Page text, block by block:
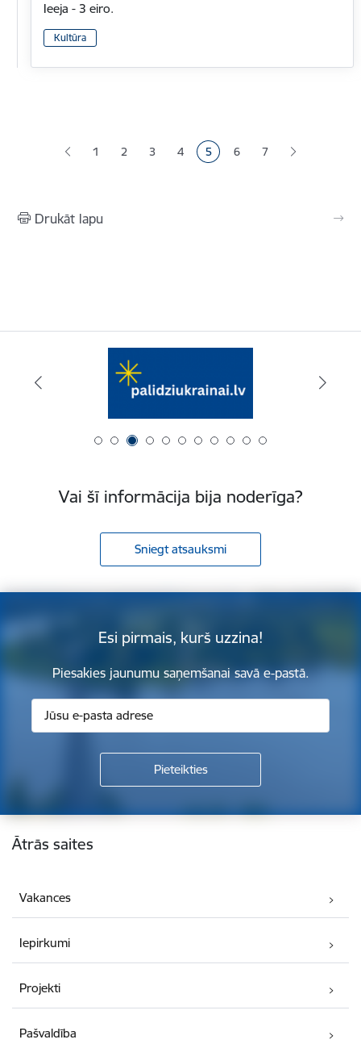
Ieeja - 3 eiro.
Kultūra
1 Lapa
2 Lapa
3 Lapa
4 Pašreizējā lapa
5 Lapa
6 Lapa
7
Drukāt lapu
Vai šī informācija bija noderīga?
Sniegt atsauksmi
Esi pirmais, kurš uzzina!
Piesakies jaunumu saņemšanai savā e-pastā.
Kājene
Ātrās saites
Vakances
Iepirkumi
Projekti
Pašvaldība